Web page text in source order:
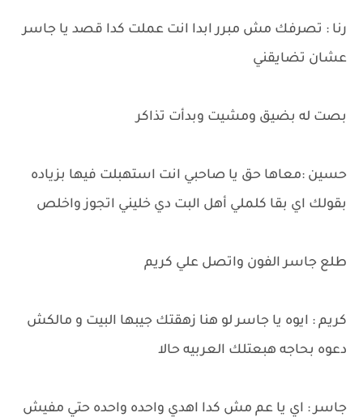
رنا : تصرفك مش مبرر ابدا انت عملت كدا قصد يا جاسر
عشان تضايقني
بصت له بضيق ومشيت وبدأت تذاكر
حسين :معاها حق يا صاحبي انت استهبلت فيها بزياده
بقولك اي بقا كلملي أهل البت دي خليني اتجوز واخلص
طلع جاسر الفون واتصل علي كريم
كريم : ايوه يا جاسر لو هنا زهقتك جيبها البيت و مالكش
دعوه بحاجه هبعتلك العربيه حالا
جاسر : اي يا عم مش كدا اهدي واحده واحده حتي مفيش